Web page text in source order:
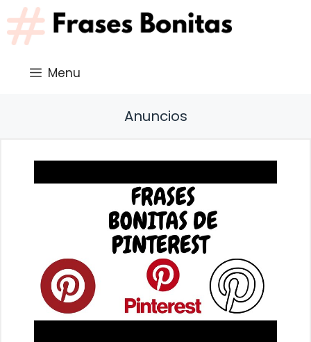
Saltar
al
contenido
Menu
Anuncios